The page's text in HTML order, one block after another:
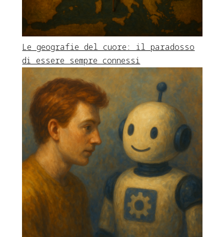
Le geografie del cuore: il paradosso
di essere sempre connessi